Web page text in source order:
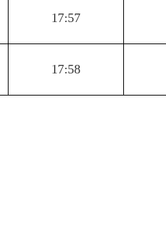
17:57
17:58